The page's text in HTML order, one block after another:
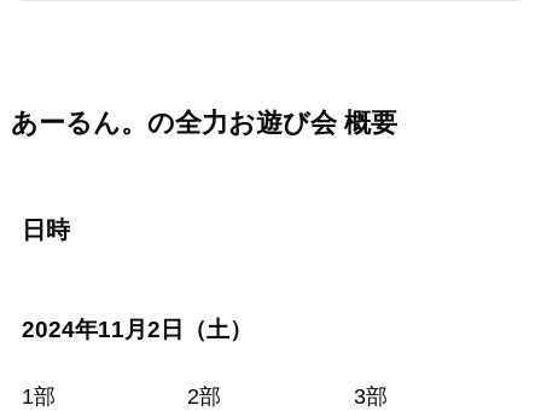
あーるん。の全力お遊び会 概要
日時
2024年11月2日（土）
1部
2部
3部